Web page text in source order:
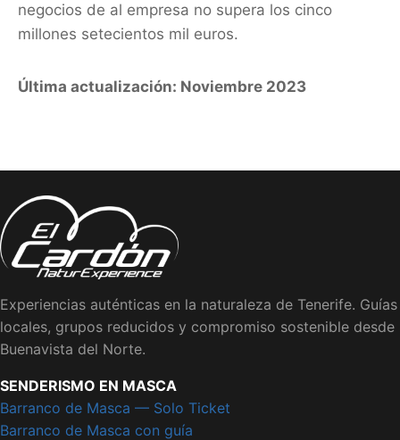
negocios de al empresa no supera los cinco
millones setecientos mil euros.
Última actualización: Noviembre 2023
Experiencias auténticas en la naturaleza de Tenerife. Guías
locales, grupos reducidos y compromiso sostenible desde
Buenavista del Norte.
SENDERISMO EN MASCA
Barranco de Masca — Solo Ticket
Barranco de Masca con guía